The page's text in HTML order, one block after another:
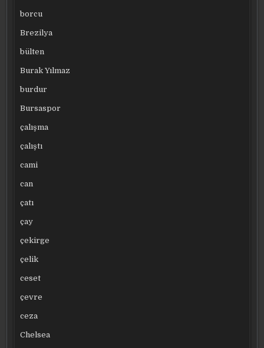
borcu
Brezilya
bülten
Burak Yılmaz
burdur
Bursaspor
çalışma
çalıştı
cami
can
çatı
çay
çekirge
çelik
ceset
çevre
ceza
Chelsea